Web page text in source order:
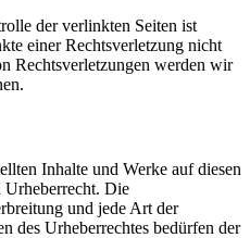
der verlinkten Seiten ist
einer Rechtsverletzung nicht
Rechtsverletzungen werden wir
Inhalte und Werke auf diesen
Urheberrecht. Die
und jede Art der
des Urheberrechtes bedürfen der